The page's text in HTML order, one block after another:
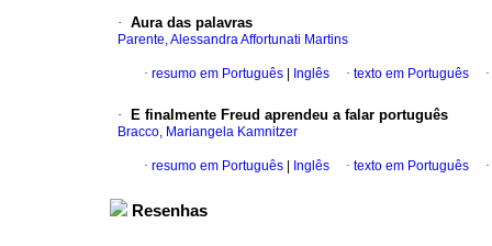
· Aura das palavras
Parente, Alessandra Affortunati Martins
· resumo em Português Inglês · texto em Português ·
· E finalmente Freud aprendeu a falar português
Bracco, Mariangela Kamnitzer
· resumo em Português Inglês · texto em Português ·
Resenhas